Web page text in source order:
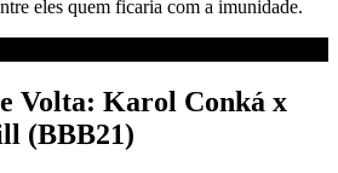
eles quem ficaria com a imunidade.
Volta: Karol Conká x
(BBB21)